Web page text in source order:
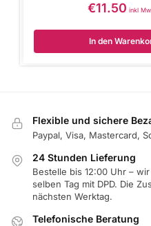
€11.50 inkl
In den
Flexible und sichere
Paypal, Visa, Mastercard,
24 Stunden Lieferung
Bestelle bis 12:00 Uhr –
selben Tag mit DPD. Die
nächsten Werktag.
Telefonische Beratung